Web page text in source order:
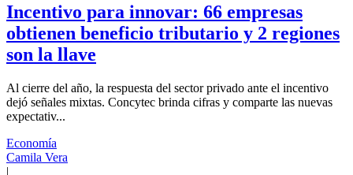
Incentivo para innovar: 66 empresas
obtienen beneficio tributario y 2 regiones
son la llave
Al cierre del año, la respuesta del sector privado ante el incentivo
dejó señales mixtas. Concytec brinda cifras y comparte las nuevas
expectativ...
Economía
Camila Vera
|